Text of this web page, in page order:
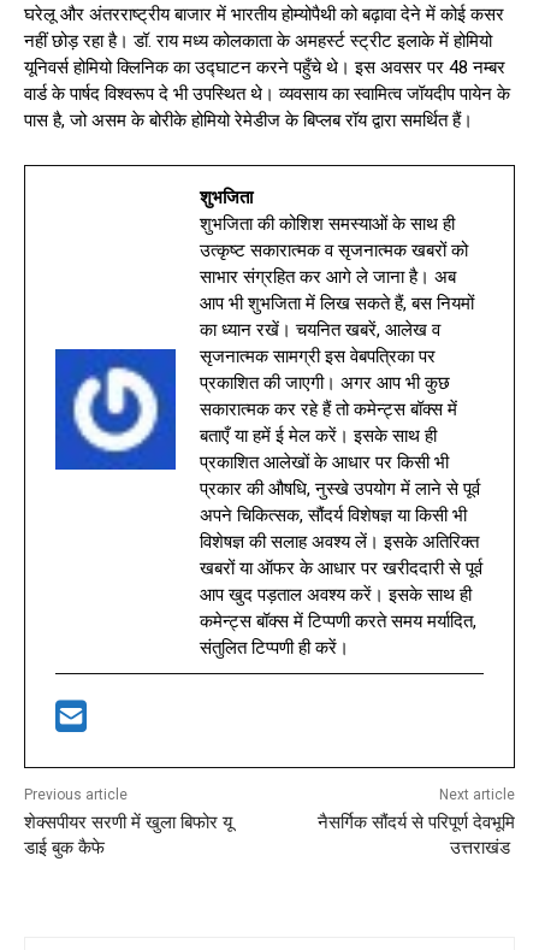
घरेलू और अंतरराष्ट्रीय बाजार में भारतीय होम्योपैथी को बढ़ावा देने में कोई कसर
नहीं छोड़ रहा है। डॉ. राय मध्य कोलकाता के अमहर्स्ट स्ट्रीट इलाके में होमियो
यूनिवर्स होमियो क्लिनिक का उद्घाटन करने पहुँचे थे। इस अवसर पर 48 नम्बर
वार्ड के पार्षद विश्वरूप दे भी उपस्थित थे। व्यवसाय का स्वामित्व जॉयदीप पायेन के
पास है, जो असम के बोरीके होमियो रेमेडीज के बिप्लब रॉय द्वारा समर्थित हैं।
शुभजिता
शुभजिता की कोशिश समस्याओं के साथ ही
उत्कृष्ट सकारात्मक व सृजनात्मक खबरों को
साभार संग्रहित कर आगे ले जाना है। अब
आप भी शुभजिता में लिख सकते हैं, बस नियमों
का ध्यान रखें। चयनित खबरें, आलेख व
सृजनात्मक सामग्री इस वेबपत्रिका पर
प्रकाशित की जाएगी। अगर आप भी कुछ
सकारात्मक कर रहे हैं तो कमेन्ट्स बॉक्स में
बताएँ या हमें ई मेल करें। इसके साथ ही
प्रकाशित आलेखों के आधार पर किसी भी
प्रकार की औषधि, नुस्खे उपयोग में लाने से पूर्व
अपने चिकित्सक, सौंदर्य विशेषज्ञ या किसी भी
विशेषज्ञ की सलाह अवश्य लें। इसके अतिरिक्त
खबरों या ऑफर के आधार पर खरीददारी से पूर्व
आप खुद पड़ताल अवश्य करें। इसके साथ ही
कमेन्ट्स बॉक्स में टिप्पणी करते समय मर्यादित,
संतुलित टिप्पणी ही करें।
Previous article
शेक्सपीयर सरणी में खुला बिफोर यू
डाई बुक कैफे
Next article
नैसर्गिक सौंदर्य से परिपूर्ण देवभूमि
उत्तराखंड